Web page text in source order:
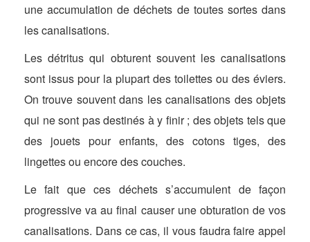
une accumulation de déchets de toutes sortes dans
les canalisations.
Les détritus qui obturent souvent les canalisations
sont issus pour la plupart des toilettes ou des éviers.
On trouve souvent dans les canalisations des objets
qui ne sont pas destinés à y finir ; des objets tels que
des jouets pour enfants, des cotons tiges, des
lingettes ou encore des couches.
Le fait que ces déchets s’accumulent de façon
progressive va au final causer une obturation de vos
canalisations. Dans ce cas, il vous faudra faire appel